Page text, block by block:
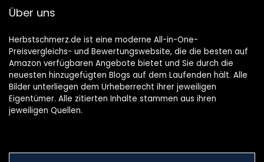
Über uns
Herbstschmerz.de ist eine moderne All-in-One-
Preisvergleichs- und Bewertungswebsite, die die besten auf
Amazon verfügbaren Angebote bietet und Sie durch die
neuesten hinzugefügten Blogs auf dem Laufenden hält. Alle
Bilder unterliegen dem Urheberrecht ihrer jeweiligen
Eigentümer. Alle zitierten Inhalte stammen aus ihren
jeweiligen Quellen.